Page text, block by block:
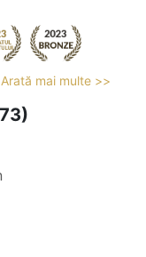
Arată mai multe >>